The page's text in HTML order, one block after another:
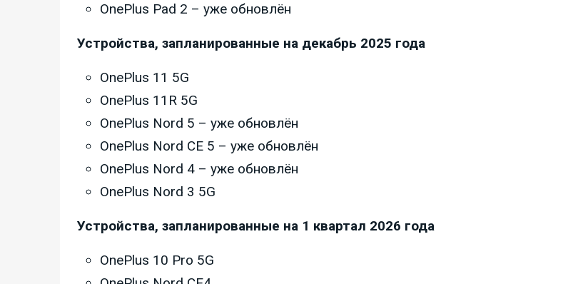
OnePlus Pad 2 – уже обновлён
Устройства, запланированные на декабрь 2025 года
OnePlus 11 5G
OnePlus 11R 5G
OnePlus Nord 5 – уже обновлён
OnePlus Nord CE 5 – уже обновлён
OnePlus Nord 4 – уже обновлён
OnePlus Nord 3 5G
Устройства, запланированные на 1 квартал 2026 года
OnePlus 10 Pro 5G